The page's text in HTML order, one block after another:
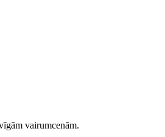
vairumcenām.